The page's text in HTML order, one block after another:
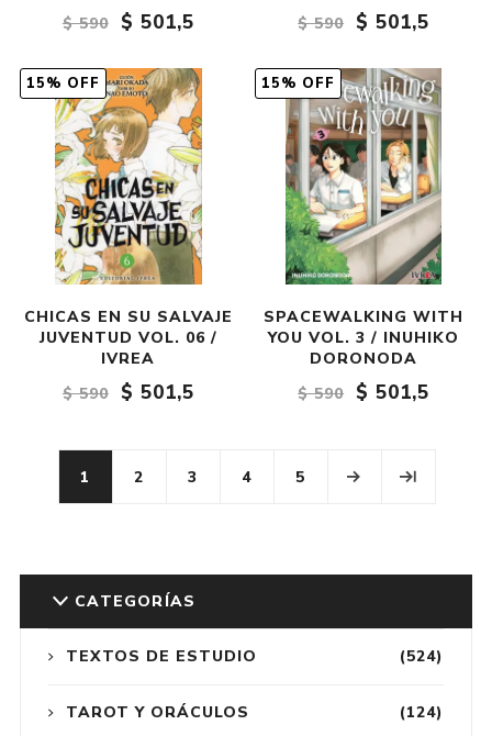
$ 590
$ 501,5
$ 590
$ 501,5
15% OFF
CHICAS EN SU SALVAJE
JUVENTUD VOL. 06 /
IVREA
$ 590
$ 501,5
15% OFF
SPACEWALKING WITH
YOU VOL. 3 / INUHIKO
DORONODA
$ 590
$ 501,5
1 2 3 4 5
CATEGORÍAS
(524)
TEXTOS DE ESTUDIO
(124)
TAROT Y ORÁCULOS